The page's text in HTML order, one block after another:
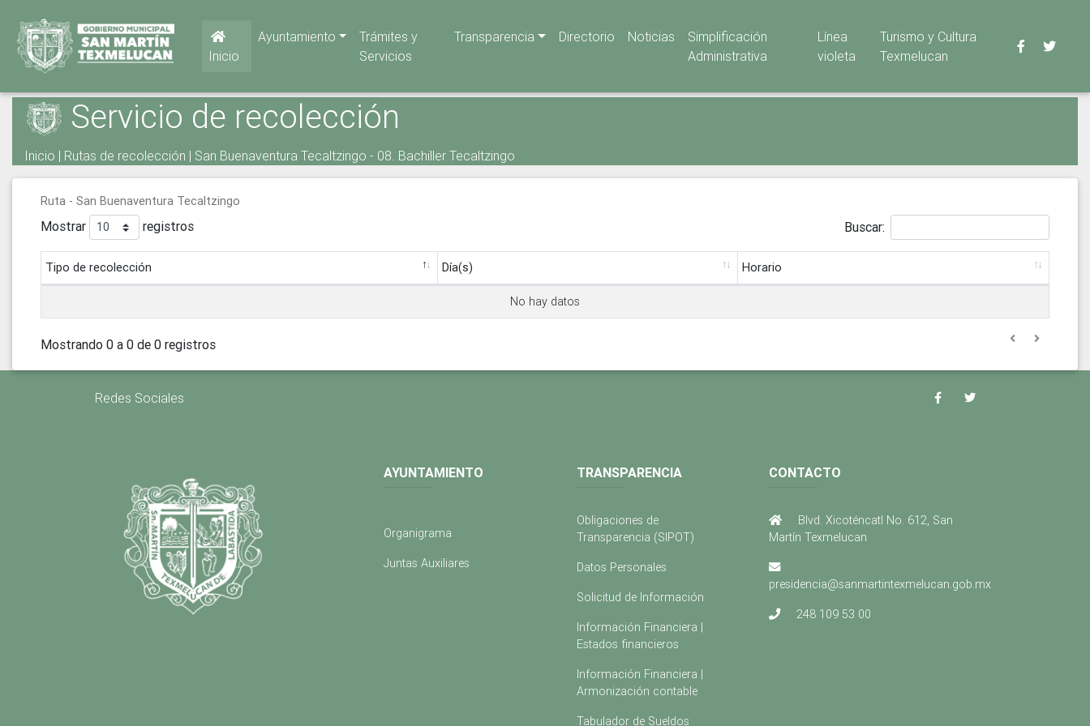
Inicio
Ayuntamiento
Trámites y
Servicios
Transparencia Directorio Noticias
Simplificación
Administrativa
Línea
violeta
Turismo y Cultura
Texmelucan
Servicio de recolección
Inicio | Rutas de recolección | San Buenaventura Tecaltzingo - 08. Bachiller Tecaltzingo
Ruta - San Buenaventura Tecaltzingo
Mostrar registros Buscar:
Tipo de recolección Día(s) Horario
No hay datos
Mostrando 0 a 0 de 0 registros
Redes Sociales
AYUNTAMIENTO
Organigrama
Juntas Auxiliares
TRANSPARENCIA
Obligaciones de
Transparencia (SIPOT)
Datos Personales
Solicitud de Información
Información Financiera |
Estados financieros
Información Financiera |
Armonización contable
Tabulador de Sueldos
CONTACTO
Blvd. Xicoténcatl No. 612, San
Martín Texmelucan
presidencia@sanmartintexmelucan.gob.mx
248 109 53 00